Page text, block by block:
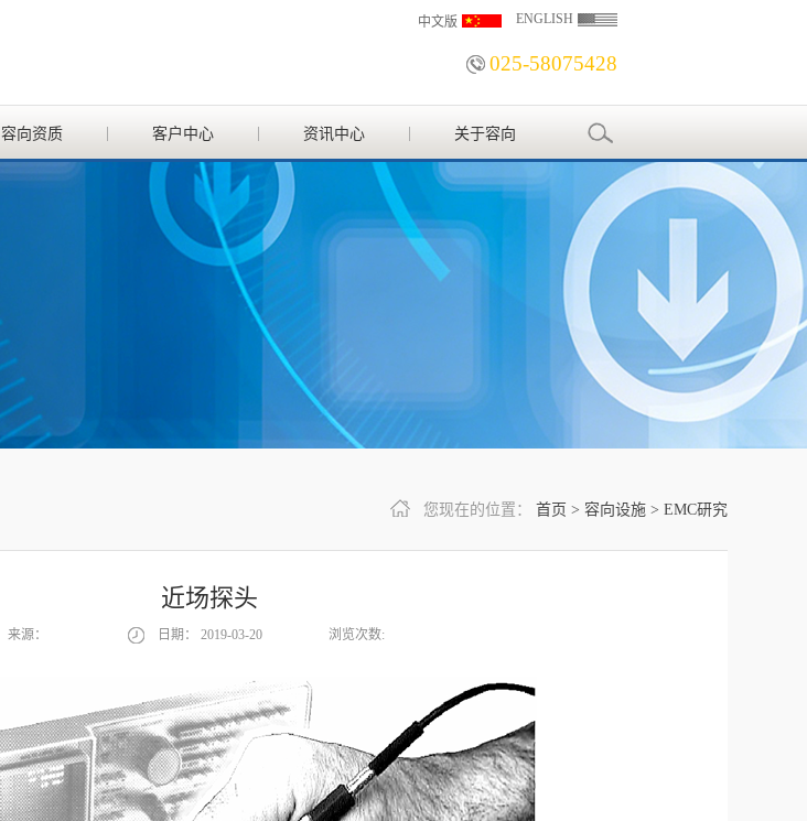
025-58075428
中文版 ENGLISH
容向资质 客户中心 资讯中心 关于容向
您现在的位置： 首页 > 容向设施 > EMC研究
近场探头
日期： 2019-03-20 浏览次数:
来源：